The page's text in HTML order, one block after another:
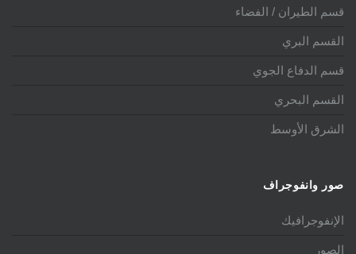
قسم الطيران / الفضاء
القسم البري
قسم الدفاع الجوي
القسم البحري
الشرق الأوسط
صور وانفوجراف
الإنفوجرافيك
الصور